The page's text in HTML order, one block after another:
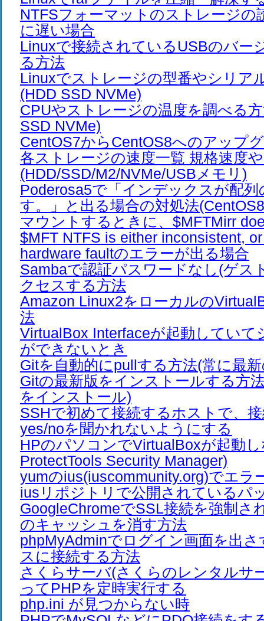
NTFSフォーマットのストレージの
に遅い場合
Linuxで接続されているUSBのバー
る方法
Linuxでストレージの型番やシリア
(HDD SSD NVMe)
CPUやストレージの温度を調べる
SSD NVMe)
CentOS7からCentOS8へのアップ
各ストレージの速度一覧 規格速度
(HDD/SSD/M2/NVMe/USBメモリ)
Poderosa5で「インデックスが配列
す。」と出る場合の対処法
マウントするときに、$MFTMirr
$MFT NTFS is either inconsistent,
hardware faultのエラーが出る場合
Sambaで認証パスワードなし(ゲス
クセスする方法
Amazon Linux2をローカルの
法
VirtualBox Interfaceが起動していて
ができないとき
Gitを自動的にpullする方法(常に最
Gitの最新版をインストールする方
をインストール)
SSHで初めて接続するホストで、
yes/noを聞かれないようにする
HPのパソコンでVirtualBoxが起動
ProtectTools Security Manager)
yumのius(iuscommunity.org)でエラ
iusリポジトリで公開されているパ
GoogleChromeでSSL接続を強制さ
のキャッシュを消す方法
phpMyAdminでログイン画面を出
スに接続する方法
さくらサーバ(さくらのレンタルサ
ってPHPを定時実行する
php.ini が見つからない時